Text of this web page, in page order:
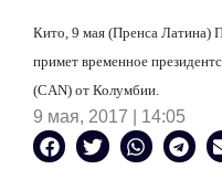
Кито, 9 мая (Пренса Латина)
примет временное
(CAN) от Колумбии.
9 мая, 2017 | 14:05